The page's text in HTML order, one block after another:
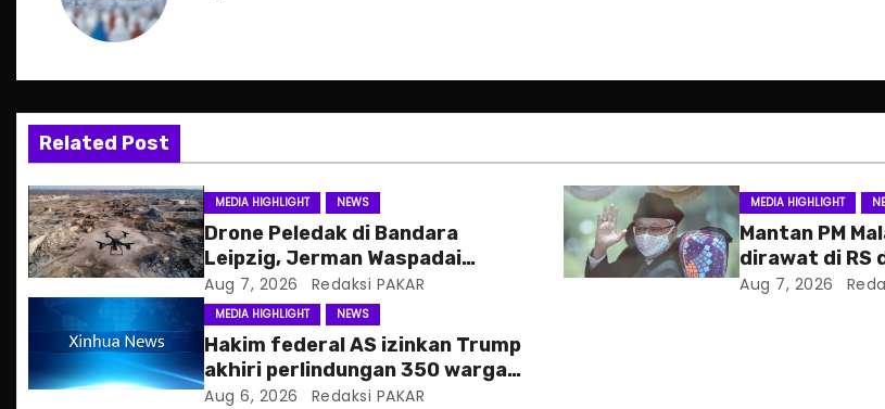
v
i
g
a
t
i
o
Related Post
MEDIA HIGHLIGHT NEWS
Drone Peledak di Bandara
Leipzig, Jerman Waspadai
Serangan Hibrida Rusia
Aug 7, 2026 Redaksi PAKAR
MEDIA HIGHLIGHT
Mantan PM
dirawat di RS
hukum
Aug 7, 2026
MEDIA HIGHLIGHT NEWS
Hakim federal AS izinkan Trump
akhiri perlindungan 350 warga
Haiti
Aug 6, 2026 Redaksi PAKAR